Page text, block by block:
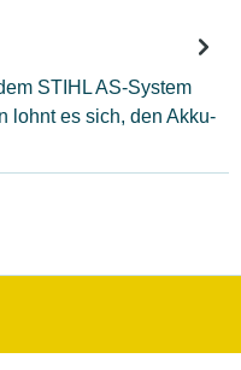
STIHL AS-System
lohnt es sich, den Akku-